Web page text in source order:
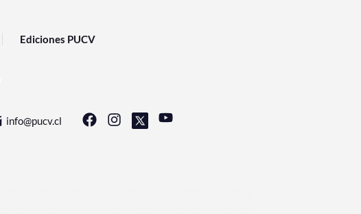
Ediciones PUCV
info@pucv.cl